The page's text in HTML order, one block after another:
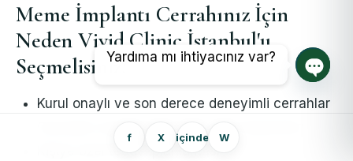
f X içinde W
Meme İmplantı Cerrahınız İçin
Neden Vivid Clinic İstanbul'u
Seçmelisiniz?
Kurul onaylı ve son derece deneyimli cerrahlar
Yardıma mı ihtiyacınız var?